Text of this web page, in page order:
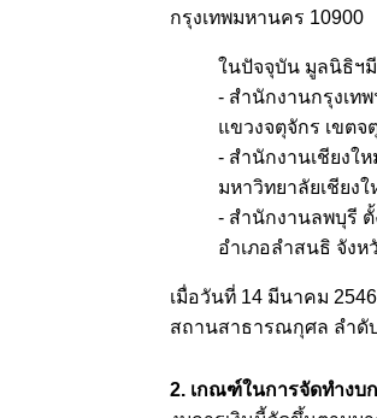
กรุงเทพมหานคร 10900
ในปัจจุบัน มูลนิธิฯ
- สำนักงานกรุงเท
แขวงจตุจักร เขตจ
- สำนักงานเชียงใ
มหาวิทยาลัยเชียงใ
- สำนักงานลพบุรี
อำเภอลำสนธิ จังห
เมื่อวันที่ 14 มีนาคม
สถานสาธารณกุศล ลำดั
2. เกณฑ์ในการจัดทำงบก